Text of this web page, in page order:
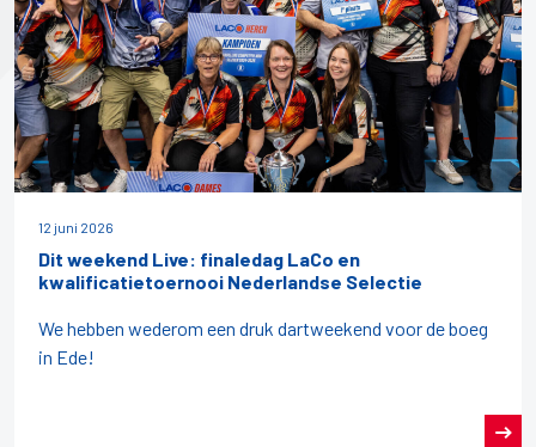
12 juni 2026
Dit weekend Live: finaledag LaCo en
kwalificatietoernooi Nederlandse Selectie
We hebben wederom een druk dartweekend voor de boeg
in Ede!